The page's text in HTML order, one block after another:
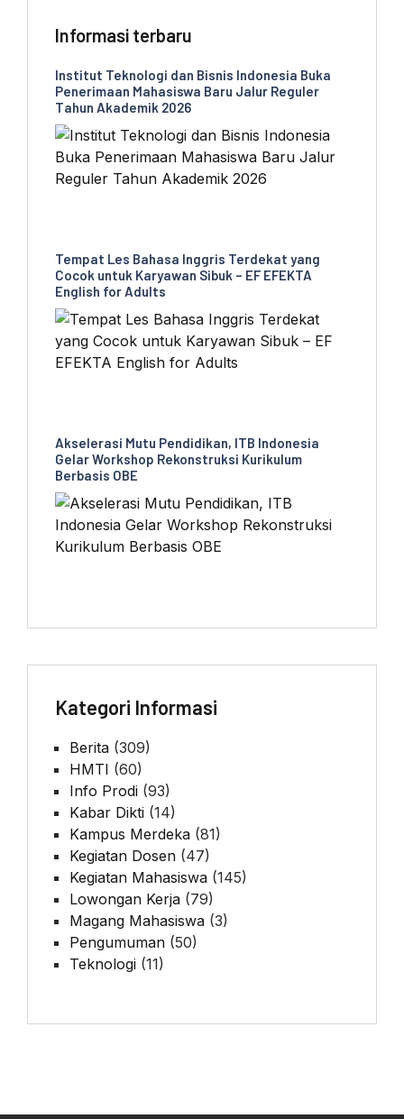
Informasi terbaru
Institut Teknologi dan Bisnis Indonesia Buka
Penerimaan Mahasiswa Baru Jalur Reguler
Tahun Akademik 2026
Tempat Les Bahasa Inggris Terdekat yang
Cocok untuk Karyawan Sibuk – EF EFEKTA
English for Adults
Akselerasi Mutu Pendidikan, ITB Indonesia
Gelar Workshop Rekonstruksi Kurikulum
Berbasis OBE
Kategori Informasi
Berita (309)
HMTI (60)
Info Prodi (93)
Kabar Dikti (14)
Kampus Merdeka (81)
Kegiatan Dosen (47)
Kegiatan Mahasiswa (145)
Lowongan Kerja (79)
Magang Mahasiswa (3)
Pengumuman (50)
Teknologi (11)